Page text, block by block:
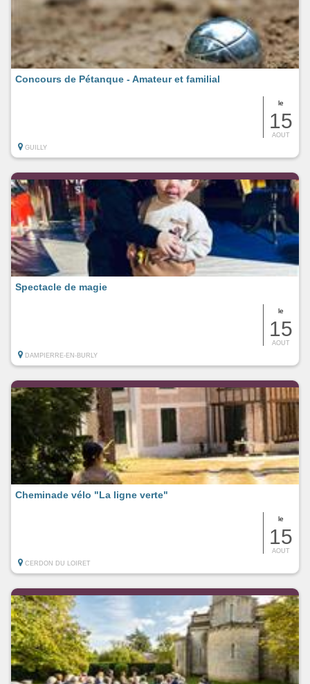
le
15
AOUT
Concours de Pétanque - Amateur et familial
GUILLY
le
15
AOUT
Spectacle de magie
DAMPIERRE-EN-BURLY
le
15
AOUT
Cheminade vélo "La ligne verte"
CERDON DU LOIRET